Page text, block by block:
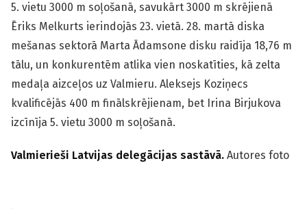
5. vietu 3000 m soļošanā, savukārt 3000 m skrējienā
Ēriks Melkurts ierindojās 23. vietā. 28. martā diska
mešanas sektorā Marta Ādamsone disku raidīja 18,76 m
tālu, un konkurentēm atlika vien noskatīties, kā zelta
medaļa aizceļos uz Valmieru. Aleksejs Koziņecs
kvalificējās 400 m finālskrējienam, bet Irina Birjukova
izcīnīja 5. vietu 3000 m soļošanā.
Valmierieši Latvijas delegācijas sastāvā. Autores foto